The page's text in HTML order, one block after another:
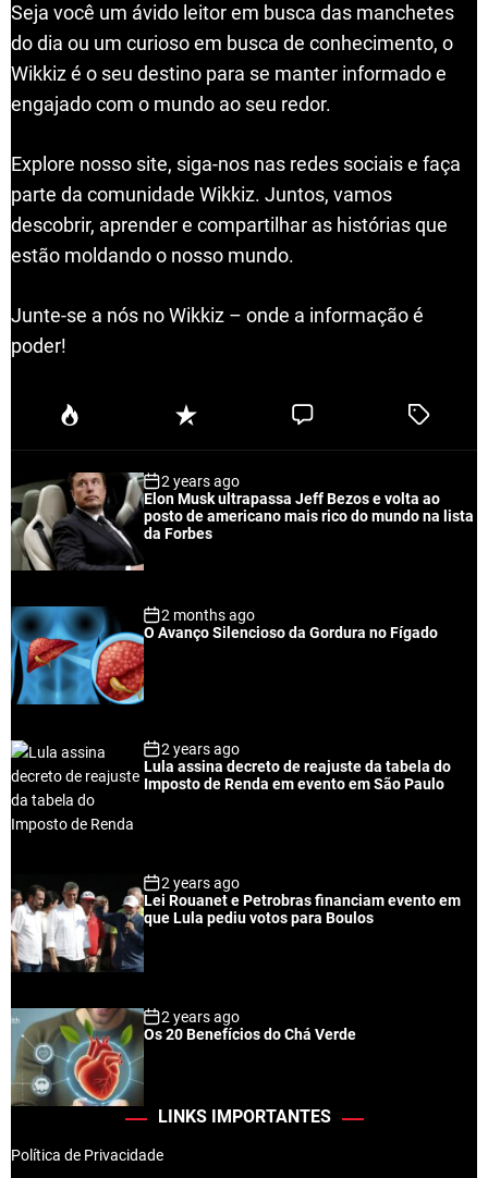
Seja você um ávido leitor em busca das manchetes
do dia ou um curioso em busca de conhecimento, o
Wikkiz é o seu destino para se manter informado e
engajado com o mundo ao seu redor.
Explore nosso site, siga-nos nas redes sociais e faça
parte da comunidade Wikkiz. Juntos, vamos
descobrir, aprender e compartilhar as histórias que
estão moldando o nosso mundo.
Junte-se a nós no Wikkiz – onde a informação é
poder!
P
u
a
r
R
e
n
t
C
e
T
e
2 years ago
Elon Musk ultrapassa Jeff Bezos e volta ao
posto de americano mais rico do mundo na lista
da Forbes
2 months ago
O Avanço Silencioso da Gordura no Fígado
2 years ago
Lula assina decreto de reajuste da tabela do
Imposto de Renda em evento em São Paulo
2 years ago
Lei Rouanet e Petrobras financiam evento em
que Lula pediu votos para Boulos
2 years ago
Os 20 Benefícios do Chá Verde
LINKS IMPORTANTES
Política de Privacidade